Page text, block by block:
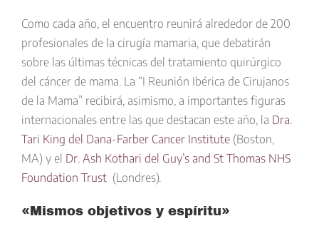
Como cada año, el encuentro reunirá alrededor de 200
profesionales de la cirugía mamaria, que debatirán
sobre las últimas técnicas del tratamiento quirúrgico
del cáncer de mama. La “I Reunión Ibérica de Cirujanos
de la Mama” recibirá, asimismo, a importantes figuras
internacionales entre las que destacan este año, la Dra.
Tari King del Dana-Farber Cancer Institute (Boston,
MA) y el Dr. Ash Kothari del Guy’s and St Thomas NHS
Foundation Trust (Londres).
«Mismos objetivos y espíritu»